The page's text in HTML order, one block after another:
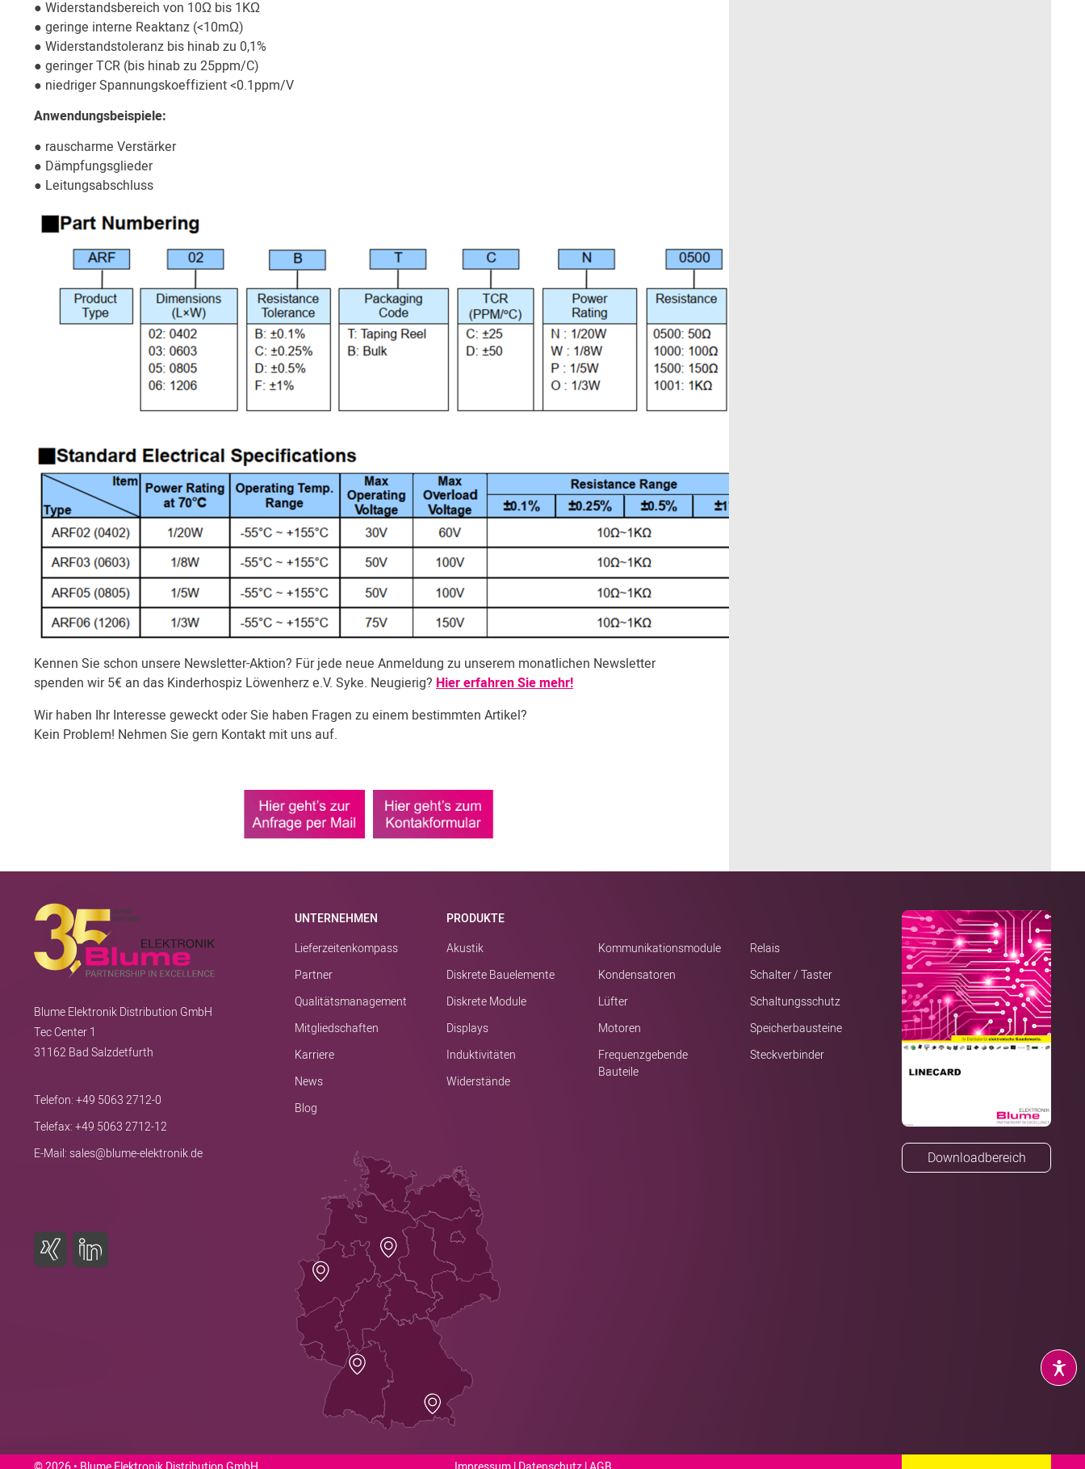
● Widerstandsbereich von 10Ω bis 1KΩ
● geringe interne Reaktanz (<10mΩ)
● Widerstandstoleranz bis hinab zu 0,1%
● geringer TCR (bis hinab zu 25ppm/C)
● niedriger Spannungskoeffizient <0.1ppm/V
Anwendungsbeispiele:
● rauscharme Verstärker
● Dämpfungsglieder
● Leitungsabschluss
Kennen Sie schon unsere Newsletter-Aktion? Für jede neue Anmeldung zu unserem monatlichen Newsletter
spenden wir 5€ an das Kinderhospiz Löwenherz e.V. Syke. Neugierig? Hier erfahren Sie mehr!
Wir haben Ihr Interesse geweckt oder Sie haben Fragen zu einem bestimmten Artikel?
Kein Problem! Nehmen Sie gern Kontakt mit uns auf.
Blume Elektronik Distribution GmbH
Tec Center 1
31162 Bad Salzdetfurth
Telefon:+49 5063 2712-0
Telefax: +49 5063 2712-12
E-Mail:sales@blume-elektronik.de
UNTERNEHMEN
Lieferzeitenkompass
Partner
Qualitätsmanagement
Mitgliedschaften
Karriere
News
Blog
PRODUKTE
Akustik
Diskrete Bauelemente
Diskrete Module
Displays
Induktivitäten
Widerstände
Kommunikationsmodule
Kondensatoren
Lüfter
Motoren
Frequenzgebende
Bauteile
Relais
Schalter / Taster
Schaltungsschutz
Speicherbausteine
Steckverbinder
Downloadbereich